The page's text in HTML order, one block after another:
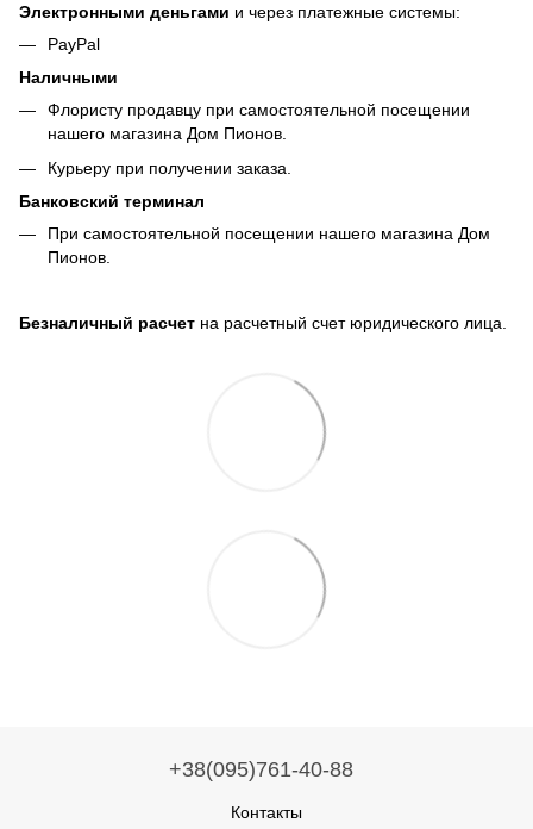
Электронными деньгами и через платежные системы:
PayPal
Наличными
Флористу продавцу при самостоятельной посещении
нашего магазина Дом Пионов.
Курьеру при получении заказа.
Банковский терминал
При самостоятельной посещении нашего магазина Дом
Пионов.
Безналичный расчет на расчетный счет юридического лица.
+38(095)761-40-88
Контакты